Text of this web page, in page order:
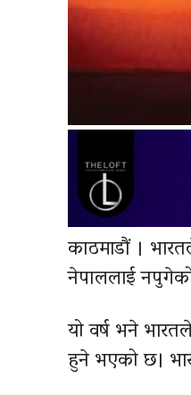
काठमाडौं ।
नेपाललाई
यो वर्ष भने
हुने भएको छ।